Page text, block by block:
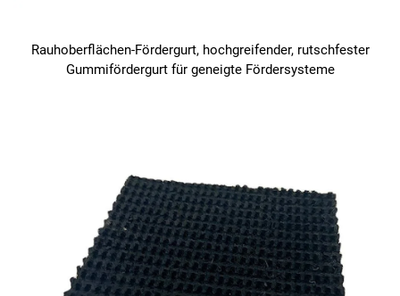
Rauhoberflächen-Fördergurt, hochgreifender, rutschfester
Gummifördergurt für geneigte Fördersysteme